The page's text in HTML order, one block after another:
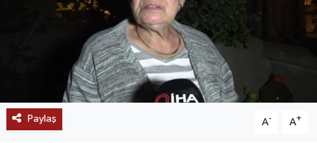
Paylaş A- A+
POPÜLER
DÜNYA
TREND
MEDYA